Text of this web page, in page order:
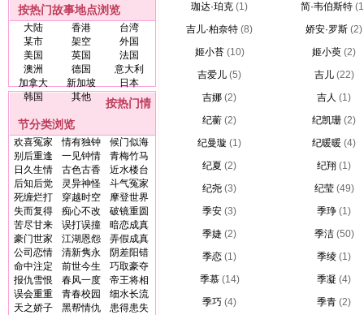
按热门故事地点浏览
大陆 香港
台湾
某市
架空
外国
美国
英国
法国
澳洲
德国
意大利
加拿大
新加坡
日本
韩国
其他
按热门情
节分类浏览
欢喜冤家 情有独钟
候门似海
别后重逢
一见钟情
青梅竹马
日久生情
古色古香
近水楼台
后知后觉
灵异神怪
斗气冤家
死缠烂打
穿越时空
摩登世界
失而复得
痴心不改
破镜重圆
苦尽甘来
误打误撞
暗恋成真
豪门世家
江湖恩怨
弄假成真
公司恋情
清新隽永
阴差阳错
命中注定
前世今生
巧取豪夺
报仇雪恨
春风一度
帝王将相
误会重重
青春校园
细水长流
天之娇子
黑帮情仇
患得患失
珈达·珀克 (1) 简·韦伯斯特
吉儿·柏奈特 (8) 娇安·罗斯 (2)
姬小苔 (10) 姬小萸 (2)
吉爱儿 (5) 吉儿 (22)
吉娜 (2) 吉人 (1)
纪蘅 (2) 纪凯珊 (2)
纪曼璇 (1) 纪暖暖 (4)
纪夏 (2) 纪翔 (1)
纪尧 (3) 纪莹 (49)
季安 (3) 季琤 (1)
季婕 (2) 季洁 (50)
季恋 (1) 季绫 (1)
季慕 (14) 季凝 (4)
季巧 (4) 季青 (2)